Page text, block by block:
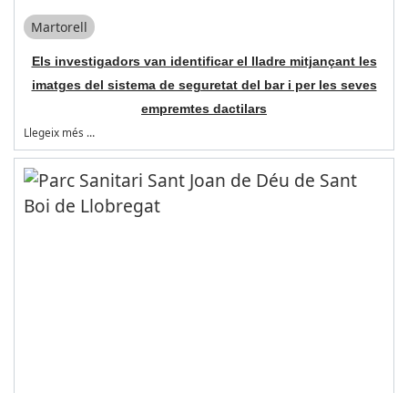
Martorell
Els investigadors van identificar el lladre mitjançant les
imatges del sistema de seguretat del bar i per les seves
empremtes dactilars
Llegeix més …